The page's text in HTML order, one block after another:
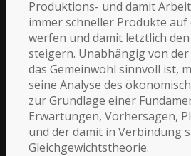
Produktions- und damit
immer schneller Produkte
werfen und damit letztlich
steigern. Unabhängig von
das Gemeinwohl sinnvoll ist,
seine Analyse des
zur Grundlage einer
Erwartungen,Vorhersagen,
und der damit in Verbindung
Gleichgewichtstheorie.